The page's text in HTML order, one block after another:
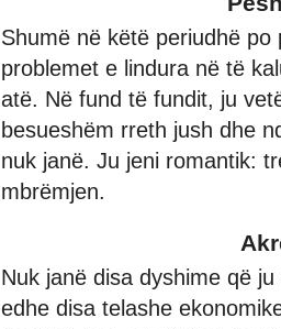
Shumë në këtë periudhë po
problemet e lindura në të
atë. Në fund të fundit, ju
besueshëm rreth jush dhe
nuk janë. Ju jeni romantik:
mbrëmjen.
Nuk janë disa dyshime që
edhe disa telashe